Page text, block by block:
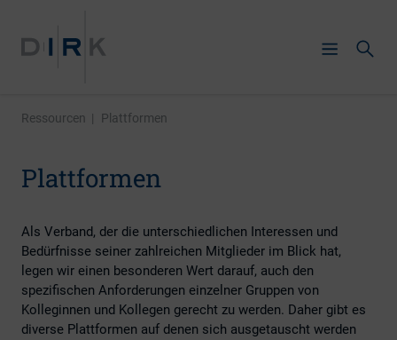
Ressourcen | Plattformen
Plattformen
Als Verband, der die unterschiedlichen Interessen und
Bedürfnisse seiner zahlreichen Mitglieder im Blick hat,
legen wir einen besonderen Wert darauf, auch den
spezifischen Anforderungen einzelner Gruppen von
Kolleginnen und Kollegen gerecht zu werden. Daher gibt es
diverse Plattformen auf denen sich ausgetauscht werden